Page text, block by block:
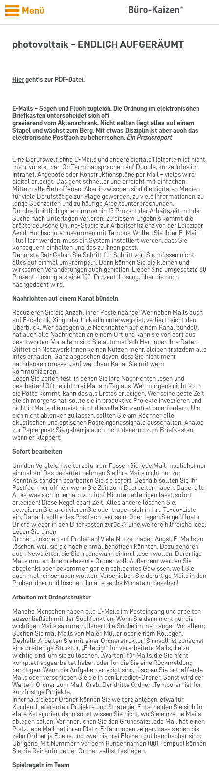
Menü
photovoltaik – ENDLICH AUFGERÄUMT
Hier geht's zur PDF-Datei.
E-Mails – Segen und Fluch zugleich. Die Ordnung im elektronischen
Briefkasten unterscheidet sich oft
gravierend vom Aktenschrank. Nicht selten liegt alles auf einem
Stapel und wächst zum Berg. Mit etwas Disziplin ist aber auch das
elektronische Postfach zu beherrschen. Ein Praxisreport
Eine Berufswelt ohne E-Mails und andere digitale Helferlein ist nicht
mehr vorstellbar. Ob Terminabsprachen auf Doodle, kurze Infos im
Intranet, Angebote oder Konstruktionspläne per Mail – vieles wird
digital erledigt. Das geht schneller und erreicht mit einfachen
Mitteln alle Betroffenen. Aber inzwischen sind die digitalen Medien
für viele Berufstätige zur Plage geworden: zu viele Informationen, zu
lange Suchzeiten und zu häufige Arbeitsunterbrechungen.
Durchschnittlich gehen immerhin 13 Prozent der Arbeitszeit mit der
Suche nach Unterlagen verloren. Zu diesem Ergebnis kommt die
größte deutsche Online-Studie zur Arbeitseffizienz von der Leipziger
Akad-Hochschule zusammen mit Tempus. Wollen Sie Ihrer E-Mail-
Flut Herr werden, muss ein System installiert werden, dass Sie
konsequent einhalten und das zu Ihnen passt.
Der erste Rat: Gehen Sie Schritt für Schritt vor! Sie müssen nicht
alles auf einmal umkrempeln. Dann können Sie die kleinen und
wirksamen Veränderungen auch genießen. Lieber eine umgesetzte 80
Prozent-Lösung als eine 100-Prozent-Lösung, über die noch
nachgedacht wird.
Nachrichten auf einem Kanal bündeln
Reduzieren Sie die Anzahl Ihrer Posteingänge! Wer neben Mails auch
auf Facebook, Xing oder LinkedIn unterwegs ist, verliert leicht den
Überblick. Wer dagegen alle Nachrichten auf einem Kanal bündelt,
hat auch alle Nachrichten an einem Ort und kann sie von dort aus
beantworten. Vor allem sind Sie automatisch Herr über Ihre Daten.
Stiftet ein Netzwerk Ihnen keinen Nutzen mehr, bleiben trotzdem alle
Infos erhalten. Ganz abgesehen davon, dass Sie nicht mehr
nachdenken müssen, auf welchem Kanal Sie mit wem
kommunizieren.
Legen Sie Zeiten fest, in denen Sie Ihre Nachrichten lesen und
bearbeiten! Oft reicht drei Mal am Tag aus. Wer morgens nicht so in
die Pötte kommt, kann das als Erstes erledigen. Wer seine beste Zeit
gleich morgens hat, sollte sie in produktive Projekte investieren und
nicht in Mails, die meist nicht die volle Konzentration erfordern. Um
sich nicht ablenken zu lassen, sollten Sie am Rechner alle
akustischen und optischen Posteingangssignale ausschalten. Analog
zur Papierpost: Sie gehen ja auch nicht dauernd zum Briefkasten,
wenn er klappert.
Sofort bearbeiten
Um den Vergleich weiterzuführen: Fassen Sie jede Mail möglichst nur
einmal an! Das bedeutet nehmen Sie Ihre Mails nicht nur zur
Kenntnis, sondern bearbeiten Sie sie sofort. Deshalb sollten Sie Ihr
Postfach nur öffnen, wenn Sie Zeit zum Bearbeiten haben. Dabei gilt:
Alles, was sich innerhalb von fünf Minuten erledigen lässt, sofort
erledigen! Diese Regel spart Zeit. Alles andere löschen Sie,
delegieren Sie, archivieren Sie oder tragen sich in Ihre To-do-Liste
ein. Danach sollte das Postfach leer sein. Oder legen Sie geöffnete
Briefe wieder in den Briefkasten zurück? Eine weitere hilfreiche Idee:
Legen Sie einen
Ordner „Löschen auf Probe“ an! Viele Nutzer haben Angst, E-Mails zu
löschen, weil sie sie noch einmal benötigen könnten. Dazu gehören
auch Newsletter, die Sie irgendwann einmal lesen wollen. Derartige
Mails müllen Ihnen relevante Ordner voll. Außerdem werden Sie
abgelenkt oder bekommen gar ein schlechtes Gewissen, weil Sie
doch mal reinschauen wollten. Verschieben Sie derartige Mails in den
Probeordner und löschen ihn alle sechs Monate unbesehen!
Arbeiten mit Ordnerstruktur
Manche Menschen haben alle E-Mails im Posteingang und arbeiten
ausschließlich mit der Suchfunktion. Wenn Sie dann nicht nur die
wichtigen Mails sammeln, dauert die Suche immer länger. Vor allem:
Suchen Sie mal Mails von Maier, Müller oder einem Kollegen.
Deshalb: Arbeiten Sie mit einer Ordnerstruktur! Sinnvoll ist zunächst
eine dreiteilige Struktur. „Erledigt“ für verarbeitete Mails, die zu
wichtig sind, um sie zu löschen. „Warten” für Mails, die Sie nicht
komplett abgearbeitet haben oder für die Sie eine Rückmeldung
benötigen. Wenn die Aufgaben erledigt sind, löschen Sie betreffende
Mails oder verschieben Sie sie in den Erledigt-Ordner. Sonst wird der
Warten-Ordner zum Mail-Grab. Der dritte Ordner „Temporär“ ist für
kurzfristige Projekte.
Innerhalb dieser Ordner können Sie weitere anlegen, etwa für
Kunden, Lieferanten, Projekte und Strategie. Entscheiden Sie sich für
klare Kategorien, denn sonst wissen Sie nicht, wo Sie einzelne Mails
ablegen sollen! Verinnerlichen Sie den Grundsatz: Jede Mail hat einen
Platz, jede Mail hat ihren Platz. Erfahrungen zeigen, dass sieben bis
zehn Ordner je Ebene und zwei bis drei Ebenen gut handhabbar sind.
Übrigens: Mit Nummern vor dem Kundennamen (001 Tempus) können
Sie die Reihenfolge der Ordner selbst festlegen.
Spielregeln im Team